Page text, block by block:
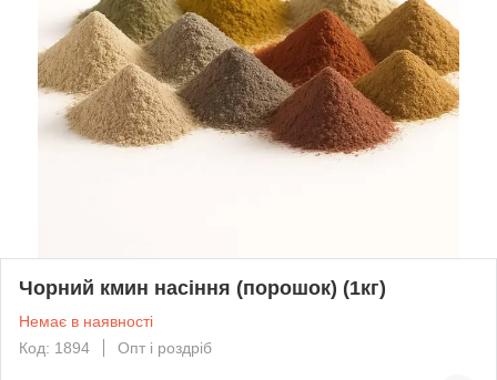
Чорний кмин насіння (порошок) (1кг)
Немає в наявності
Код: 1894
Опт і роздріб